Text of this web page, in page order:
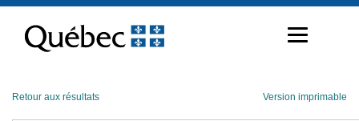
contenu
Retour aux résultats Version imprimable